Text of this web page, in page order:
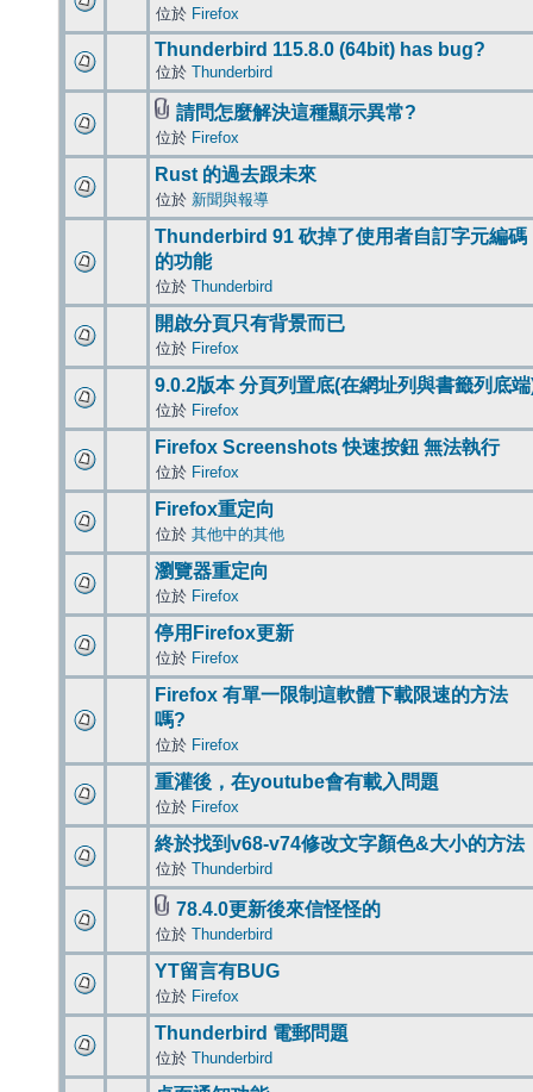
位於 Firefox
Thunderbird 115.8.0 (64bit) has bug?
位於 Thunderbird
請問怎麼解決這種顯示異常?
位於 Firefox
Rust 的過去跟未來
位於 新聞與報導
Thunderbird 91 砍掉了使用者自訂字元編碼
的功能
位於 Thunderbird
開啟分頁只有背景而已
位於 Firefox
9.0.2版本 分頁列置底(在網址列與書籤列底
位於 Firefox
Firefox Screenshots 快速按鈕 無法執行
位於 Firefox
Firefox重定向
位於 其他中的其他
瀏覽器重定向
位於 Firefox
停用Firefox更新
位於 Firefox
Firefox 有單一限制這軟體下載限速的方法
嗎?
位於 Firefox
重灌後，在youtube會有載入問題
位於 Firefox
終於找到v68-v74修改文字顏色&大小的方法
位於 Thunderbird
78.4.0更新後來信怪怪的
位於 Thunderbird
YT留言有BUG
位於 Firefox
Thunderbird 電郵問題
位於 Thunderbird